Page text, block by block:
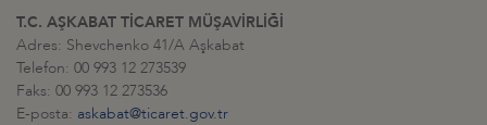
T.C. AŞKABAT TİCARET MÜŞAVİRLİĞİ
Adres: Shevchenko 41/A Aşkabat
Telefon: 00 993 12 273539
Faks: 00 993 12 273536
E-posta: askabat@ticaret.gov.tr